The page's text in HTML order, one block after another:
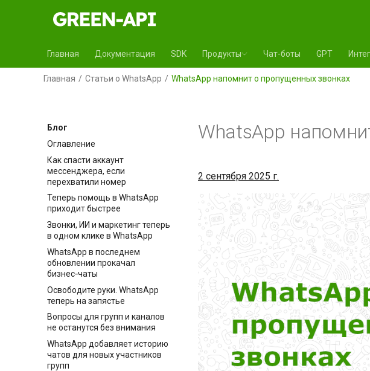
Главная Документация SDK Продукты Чат-боты GPT
Главная Статьи о WhatsApp WhatsApp напомнит о пропущенных звонках
Блог
Оглавление
Как спасти аккаунт
мессенджера, если
перехватили номер
Теперь помощь в WhatsApp
приходит быстрее
Звонки, ИИ и маркетинг теперь
в одном клике в WhatsApp
WhatsApp в последнем
обновлении прокачал
бизнес‑чаты
Освободите руки. WhatsApp
теперь на запястье
Вопросы для групп и каналов
не останутся без внимания
WhatsApp добавляет историю
чатов для новых участников
групп
WhatsApp
2 сентября 2025 г.